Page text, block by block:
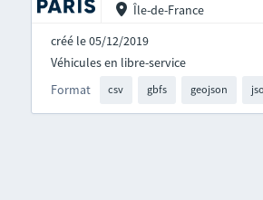
Île-de-France
créé le 05/12/2019
Format csv gbfs geojson
Véhicules en libre-service